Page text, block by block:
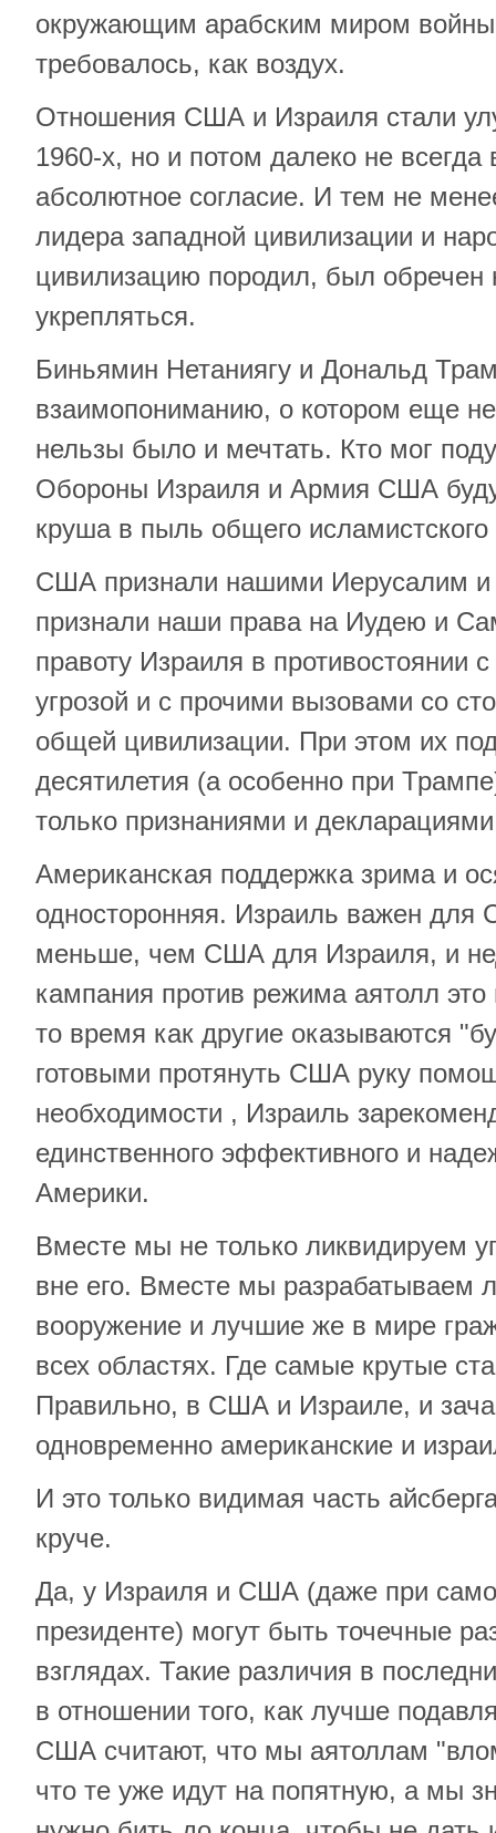
окружающим арабским миром
требовалось, как воздух.
Отношения США и Израиля стали
1960-х, но и потом далеко не всегда
абсолютное согласие. И тем не
лидера западной цивилизации и
цивилизацию породил, был обречен
укрепляться.
Биньямин Нетаниягу и Дональд
взаимопониманию, о котором еще
нельзы было и мечтать. Кто мог
Обороны Израиля и Армия США
круша в пыль общего исламистского
США признали нашими Иерусалим и
признали наши права на Иудею и
правоту Израиля в противостоянии
угрозой и с прочими вызовами со
общей цивилизации. При этом их
десятилетия (а особенно при
только признаниями и
Американская поддержка зрима и
односторонняя. Израиль важен для
меньше, чем США для Израиля, и
кампания против режима аятолл
то время как другие оказываются
готовыми протянуть США руку
необходимости , Израиль
единственного эффективного и
Америки.
Вместе мы не только ликвидируем
вне его. Вместе мы разрабатываем
вооружение и лучшие же в мире
всех областях. Где самые крутые
Правильно, в США и Израиле, и
одновременно американские и
И это только видимая часть
круче.
Да, у Израиля и США (даже при
президенте) могут быть точечные
взглядах. Такие различия в
в отношении того, как лучше
США считают, что мы аятоллам
что те уже идут на попятную, а мы